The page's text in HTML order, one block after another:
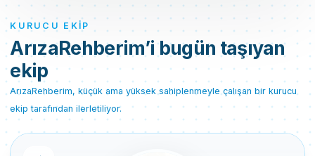
KURUCU EKIP
ArızaRehberim’i bugün taşıyan
ekip
ArızaRehberim, küçük ama yüksek sahiplenmeyle çalışan bir kurucu
ekip tarafından ilerletiliyor.